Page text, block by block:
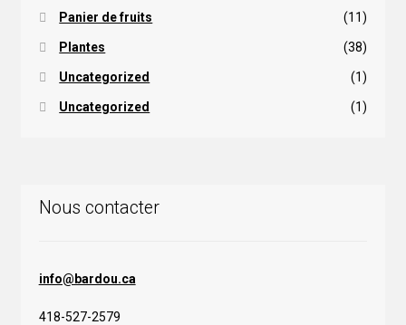
Panier de fruits (11)
Plantes (38)
Uncategorized (1)
Uncategorized (1)
Nous contacter
info@bardou.ca
418-527-2579